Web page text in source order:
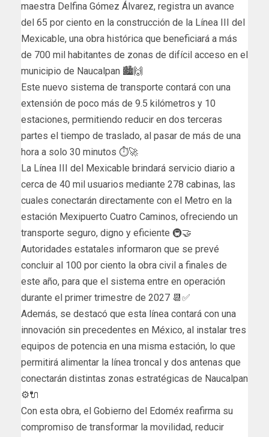
maestra Delfina Gómez Álvarez, registra un avance
del 65 por ciento en la construcción de la Línea III del
Mexicable, una obra histórica que beneficiará a más
de 700 mil habitantes de zonas de difícil acceso en el
municipio de Naucalpan 🏙️🙌
Este nuevo sistema de transporte contará con una
extensión de poco más de 9.5 kilómetros y 10
estaciones, permitiendo reducir en dos terceras
partes el tiempo de traslado, al pasar de más de una
hora a solo 30 minutos ⏱️🚀
La Línea III del Mexicable brindará servicio diario a
cerca de 40 mil usuarios mediante 278 cabinas, las
cuales conectarán directamente con el Metro en la
estación Mexipuerto Cuatro Caminos, ofreciendo un
transporte seguro, digno y eficiente 🚇🤝
Autoridades estatales informaron que se prevé
concluir al 100 por ciento la obra civil a finales de
este año, para que el sistema entre en operación
durante el primer trimestre de 2027 📆✅
Además, se destacó que esta línea contará con una
innovación sin precedentes en México, al instalar tres
equipos de potencia en una misma estación, lo que
permitirá alimentar la línea troncal y dos antenas que
conectarán distintas zonas estratégicas de Naucalpan
⚙️🔌
Con esta obra, el Gobierno del Edoméx reafirma su
compromiso de transformar la movilidad, reducir